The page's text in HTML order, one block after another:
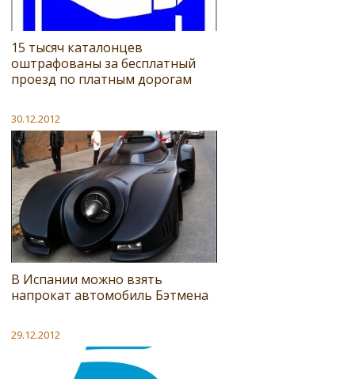
15 тысяч каталонцев
оштрафованы за бесплатный
проезд по платным дорогам
30.12.2012
В Испании можно взять
напрокат автомобиль Бэтмена
29.12.2012